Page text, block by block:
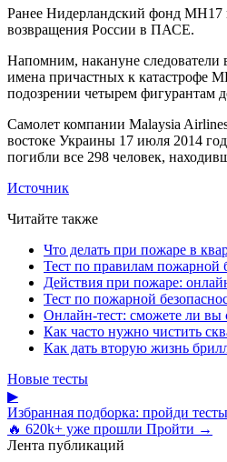
Ранее Нидерландский фонд МН17
возвращения России в ПАСЕ.
Напомним, накануне следователи
имена причастных к катастрофе
подозрении четырем фигурантам
Самолет компании Malaysia
востоке Украины 17 июля 2014
погибли все 298 человек,
Источник
Читайте также
Что делать при пожаре в
Тест по правилам пожарной
Действия при пожаре:
Тест по пожарной
Онлайн-тест: сможете ли вы
Как часто нужно чистить
Как дать вторую жизнь
Новые тесты
▶
Избранная подборка: пройди
🔥 620k+ уже прошли Пройти →
Лента публикаций